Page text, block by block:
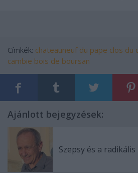
Címkék: chateauneuf du pape clos du
cambie bois de boursan
Ajánlott bejegyzések:
Szepsy és a